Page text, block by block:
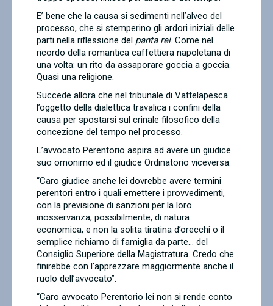
E’ bene che la causa si sedimenti nell’alveo del
processo, che si stemperino gli ardori iniziali delle
parti nella riflessione del panta rei. Come nel
ricordo della romantica caffettiera napoletana di
una volta: un rito da assaporare goccia a goccia.
Quasi una religione.
Succede allora che nel tribunale di Vattelapesca
l’oggetto della dialettica travalica i confini della
causa per spostarsi sul crinale filosofico della
concezione del tempo nel processo.
L’avvocato Perentorio aspira ad avere un giudice
suo omonimo ed il giudice Ordinatorio viceversa.
“Caro giudice anche lei dovrebbe avere termini
perentori entro i quali emettere i provvedimenti,
con la previsione di sanzioni per la loro
inosservanza; possibilmente, di natura
economica, e non la solita tiratina d’orecchi o il
semplice richiamo di famiglia da parte… del
Consiglio Superiore della Magistratura. Credo che
finirebbe con l’apprezzare maggiormente anche il
ruolo dell’avvocato”.
“Caro avvocato Perentorio lei non si rende conto